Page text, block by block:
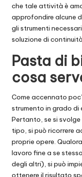
che tale attività è
approfondire alcune
gli strumenti
soluzione di
Pasta di
cosa
Come accennato
strumento in grado di
Pertanto, se si svolge
tipo, si può ricorrere
proprie opere.
lavoro fine a se
degli altri), si può
ottenere il risultato